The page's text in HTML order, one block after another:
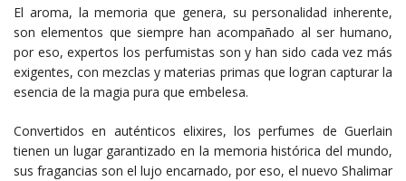
El aroma, la memoria que genera, su personalidad inherente,
son elementos que siempre han acompañado al ser humano,
por eso, expertos los perfumistas son y han sido cada vez más
exigentes, con mezclas y materias primas que logran capturar la
esencia de la magia pura que embelesa.
Convertidos en auténticos elixires, los perfumes de Guerlain
tienen un lugar garantizado en la memoria histórica del mundo,
sus fragancias son el lujo encarnado, por eso, el nuevo Shalimar